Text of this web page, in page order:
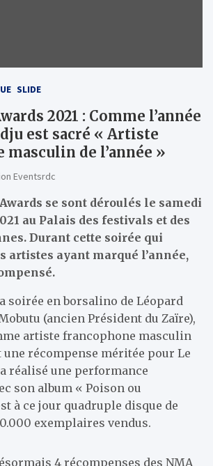
SLIDE
2021 : Comme l’année
est sacré « Artiste
masculin de l’année »
Eventsrdc
se sont déroulés le samedi
au Palais des festivals et des
Durant cette soirée qui
artistes ayant marqué l’année,
soirée en borsalino de Léopard
(ancien Président du Zaïre),
artiste francophone masculin
une récompense méritée pour Le
réalisé une performance
son album « Poison ou
à ce jour quadruple disque de
exemplaires vendus.
4 récompenses des NMA